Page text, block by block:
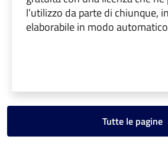
l’utilizzo da parte di chiunque,
elaborabile in modo
Tutte le pagine